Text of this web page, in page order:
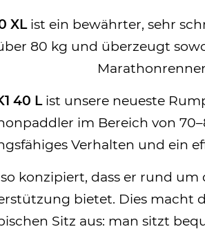
XList ein bewährter, sehr
80 kg und überzeugt
40 List unsere neueste
im Bereich von
Verhalten und ein
konzipiert, dass er rund um
bietet. Dies macht
Sitz aus: man sitzt